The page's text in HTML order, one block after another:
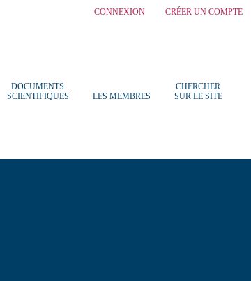
CONNEXION CRÉER UN COMPTE
DOCUMENTS
SCIENTIFIQUES
LES MEMBRES
CHERCHER
SUR LE SITE